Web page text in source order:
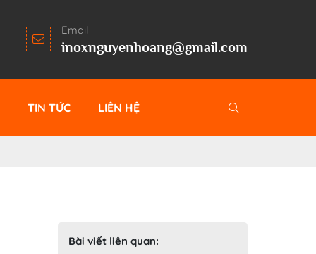
Email
inoxnguyenhoang@gmail.com
TIN TỨC LIÊN HỆ
Bài viết liên quan: